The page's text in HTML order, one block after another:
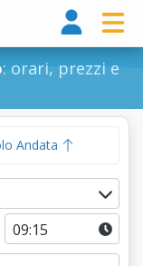
: orari, prezzi e
Andata